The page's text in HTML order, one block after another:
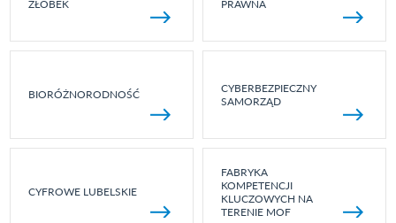
ŻŁOBEK
PRAWNA
BIORÓŻNORODNOŚĆ
CYBERBEZPIECZNY
SAMORZĄD
CYFROWE LUBELSKIE
FABRYKA
KOMPETENCJI
KLUCZOWYCH NA
TERENIE MOF